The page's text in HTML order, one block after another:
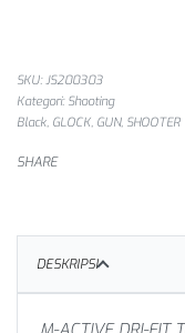
SKU:JS200303
Kategori: Shooting
Black, GLOCK, GUN, SHOOTER
SHARE
DESKRIPSI